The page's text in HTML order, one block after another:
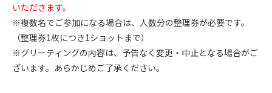
いただきます。
※複数名でご参加になる場合は、人数分の整理券が必要です。
（整理券1枚につき1ショットまで）
※グリーティングの内容は、予告なく変更・中止となる場合がご
ざいます。あらかじめご了承ください。